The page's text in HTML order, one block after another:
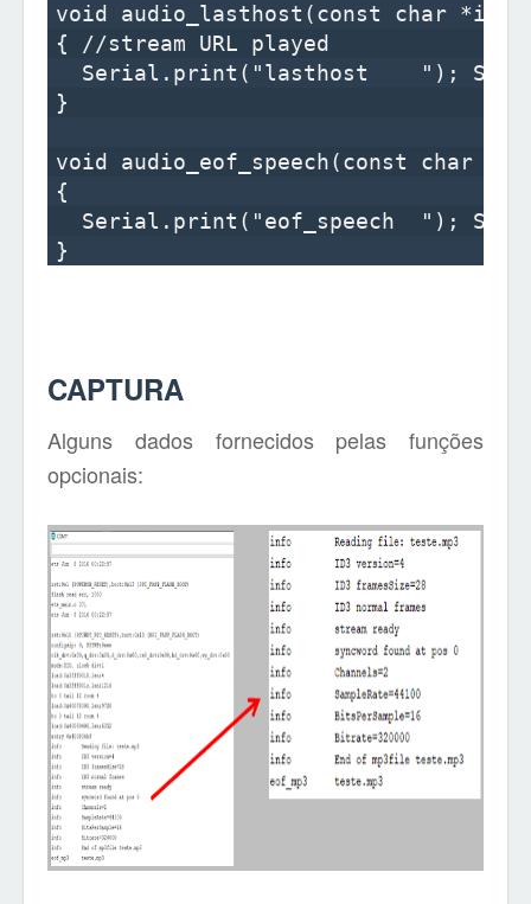
void audio_lasthost(const char
{ //stream URL played
Serial.print("lasthost    ");
}
void audio_eof_speech(const char
{
Serial.print("eof_speech  ");
CAPTURA
Alguns dados fornecidos pelas funções
opcionais: